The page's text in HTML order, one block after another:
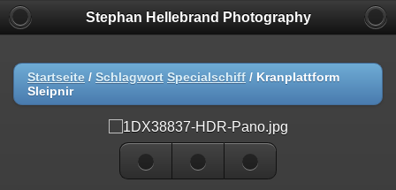
Stephan Hellebrand Photography
Startseite / Schlagwort Specialschiff / Kranplattform
Sleipnir